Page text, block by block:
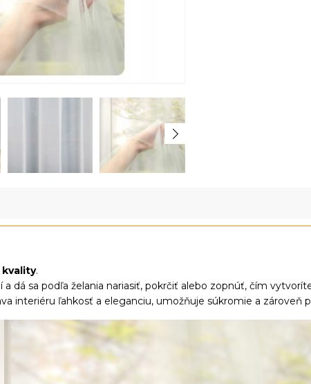
kvality.
a dá sa podľa želania nariasiť, pokrčiť alebo zopnúť, čím
interiéru ľahkosť a eleganciu, umožňuje súkromie a zároveň